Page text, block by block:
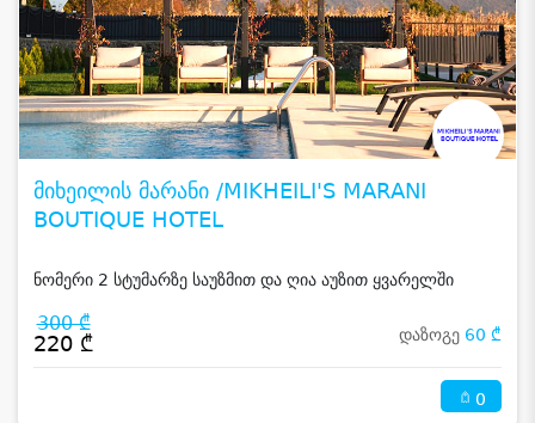
მიხეილის მარანი /MIKHEILI'S MARANI
BOUTIQUE HOTEL
ნომერი 2 სტუმარზე საუზმით და ღია აუზით ყვარელში
300 ₾
220 ₾ დაზოგე 60 ₾
0